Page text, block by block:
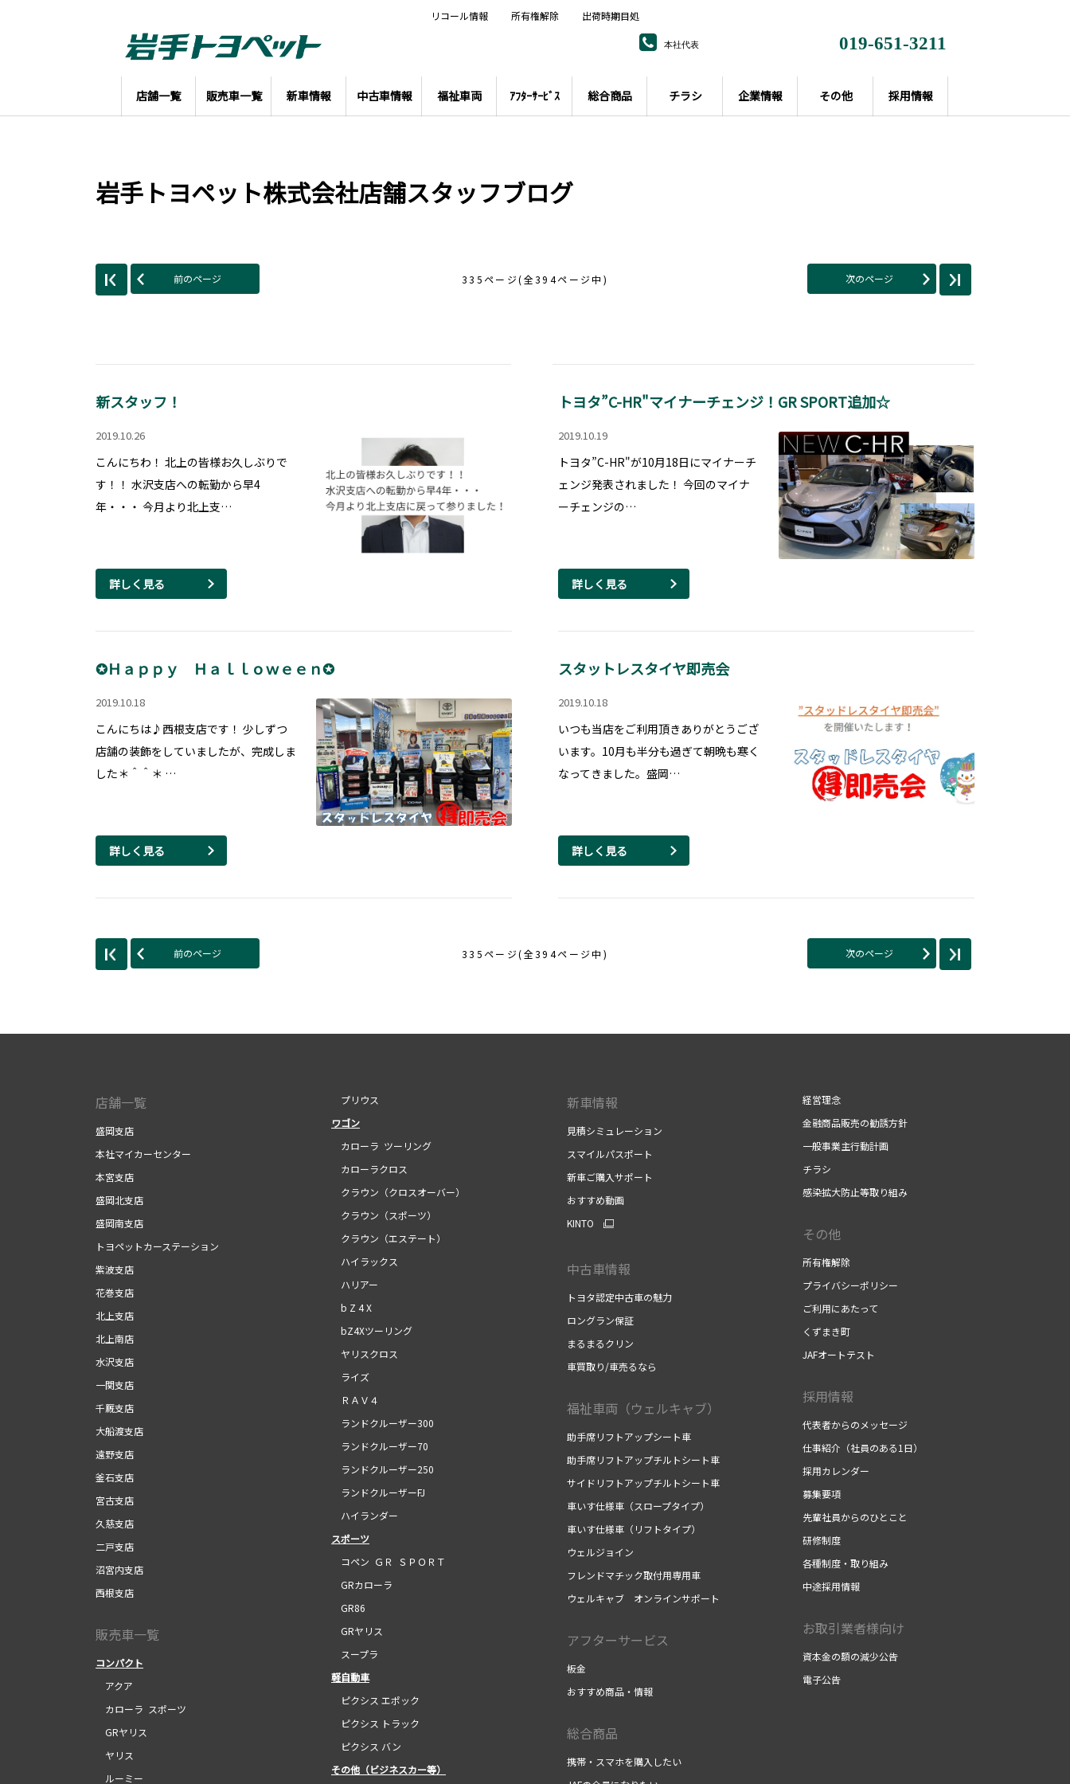
本社代表 019-651-3211
店舗一覧 販売車一覧 新車情報 中古車情報 福祉車両 ｱﾌﾀｰｻｰﾋﾞｽ 総合商品 チラシ 企業情報 その他 採用情報
リコール情報 所有権解除 出荷時期目処
岩手トヨペット株式会社店舗スタッフブログ
前のページ 335ページ(全394ページ中) 次のページ
新スタッフ！
2019.10.26
こんにちわ！ 北上の皆様お久しぶりで
す！！ 水沢支店への転勤から早4
年・・・ 今月より北上支…
詳しく見る
トヨタ”C-HR"マイナーチェンジ！GR SPORT追加☆
2019.10.19
トヨタ”C-HR"が10月18日にマイナーチ
ェンジ発表されました！ 今回のマイナ
ーチェンジの…
詳しく見る
✪Ｈａｐｐｙ Ｈａｌｌｏｗｅｅｎ✪
2019.10.18
こんにちは♪西根支店です！ 少しずつ
店舗の装飾をしていましたが、完成しま
した＊＾＾＊ …
詳しく見る
スタットレスタイヤ即売会
2019.10.18
いつも当店をご利用頂きありがとうござ
います。10月も半分も過ぎて朝晩も寒く
なってきました。盛岡…
詳しく見る
前のページ 335ページ(全394ページ中) 次のページ
店舗一覧
盛岡支店
本社マイカーセンター
本宮支店
盛岡北支店
盛岡南支店
トヨペットカーステーション
紫波支店
花巻支店
北上支店
北上南店
水沢支店
一関支店
千厩支店
大船渡支店
遠野支店
釜石支店
宮古支店
久慈支店
二戸支店
沼宮内支店
西根支店
販売車一覧
コンパクト
アクア
カローラ スポーツ
GRヤリス
ヤリス
ルーミー
プリウス
ワゴン
カローラ ツーリング
カローラクロス
クラウン（クロスオーバー）
クラウン（スポーツ）
クラウン（エステート）
ハイラックス
ハリアー
b Z 4 X
bZ4Xツーリング
ヤリスクロス
ライズ
ＲＡＶ４
ランドクルーザー300
ランドクルーザー70
ランドクルーザー250
ランドクルーザーFJ
ハイランダー
スポーツ
コペン ＧＲ ＳＰＯＲＴ
GRカローラ
GR86
GRヤリス
スープラ
軽自動車
ピクシス エポック
ピクシス トラック
ピクシス バン
その他（ビジネスカー等）
新車情報
見積シミュレーション
スマイルパスポート
新車ご購入サポート
おすすめ動画
KINTO
中古車情報
トヨタ認定中古車の魅力
ロングラン保証
まるまるクリン
車買取り/車売るなら
福祉車両（ウェルキャブ）
助手席リフトアップシート車
助手席リフトアップチルトシート車
サイドリフトアップチルトシート車
車いす仕様車（スロープタイプ）
車いす仕様車（リフトタイプ）
ウェルジョイン
フレンドマチック取付用専用車
ウェルキャブ オンラインサポート
アフターサービス
板金
おすすめ商品・情報
総合商品
携帯・スマホを購入したい
経営理念
金融商品販売の勧誘方針
一般事業主行動計画
チラシ
感染拡大防止等取り組み
その他
所有権解除
プライバシーポリシー
ご利用にあたって
くずまき町
JAFオートテスト
採用情報
代表者からのメッセージ
仕事紹介（社員のある1日）
採用カレンダー
募集要項
先輩社員からのひとこと
研修制度
各種制度・取り組み
中途採用情報
お取引業者様向け
資本金の額の減少公告
電子公告